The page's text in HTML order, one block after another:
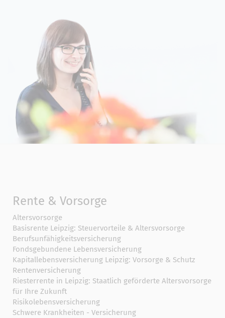
Rente & Vorsorge
Altersvorsorge
Basisrente Leipzig: Steuervorteile & Altersvorsorge
Berufs­unfähigkeitsversicherung
Fondsgebundene Lebensversicherung
Kapitallebensversicherung Leipzig: Vorsorge & Schutz
Rentenversicherung
Riesterrente in Leipzig: Staatlich geförderte Altersvorsorge
für Ihre Zukunft
Risikolebensversicherung
Schwere Krankheiten - Versicherung